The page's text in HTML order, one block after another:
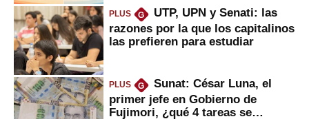
PLUS G
UTP, UPN y Senati: las
razones por la que los capitalinos
las prefieren para estudiar
PLUS G
Sunat: César Luna, el
primer jefe en Gobierno de
Fujimori, ¿qué 4 tareas se